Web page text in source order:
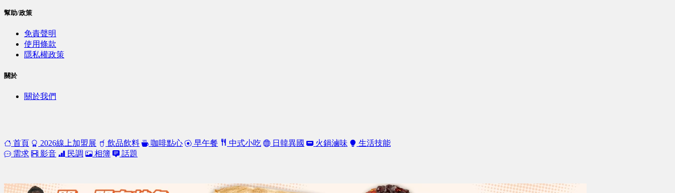
幫助/政策
免責聲明
使用條款
隱私權政策
關於
關於我們
首頁 2026線上加盟展 飲品飲料 咖啡點心 早午餐 中式小吃 日韓異國 火鍋滷味
生活技能
需求
影音 民調 相簿 話題